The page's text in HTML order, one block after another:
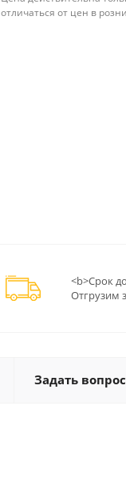
отличаться от цен в
<b>Срок
Отгрузим
Задать вопрос